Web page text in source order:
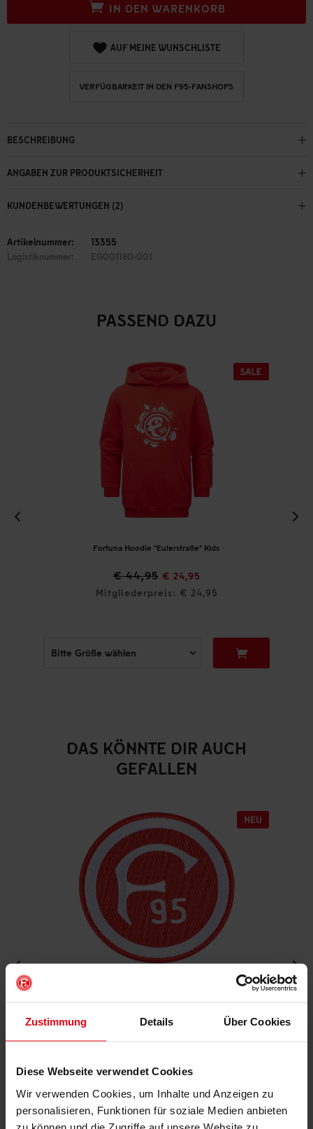
Zustimmung Details Über Cookies
Diese Webseite verwendet Cookies
Wir verwenden Cookies, um Inhalte und Anzeigen zu
personalisieren, Funktionen für soziale Medien anbieten
zu können und die Zugriffe auf unsere Website zu
IN DEN WARENKORB
AUF MEINE WUNSCHLISTE
VERFÜGBARKEIT IN DEN F95-FANSHOPS
BESCHREIBUNG
ANGABEN ZUR PRODUKTSICHERHEIT
KUNDENBEWERTUNGEN (2)
Artikelnummer: 13355
Logistiknummer: EG001180-001
PASSEND DAZU
Fortuna Hoodie "Eulerstraße" Kids
€ 44,95 € 24,95
Mitgliederpreis: € 24,95
DAS KÖNNTE DIR AUCH
GEFALLEN
€ 4,95
Mitgliederpreis: € 4,46
IN DEN WARENKORB